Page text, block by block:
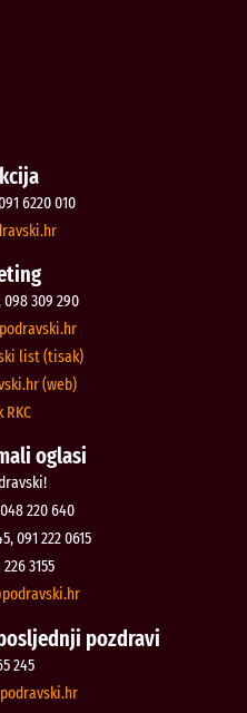
6220 010
098 309 290
rh.iksvardop
list (tisak)
(web)
RKC
oglasi
220 640
091 222 0615
3155
rh.iksvardop
pozdravi
245
rh.iksvardop